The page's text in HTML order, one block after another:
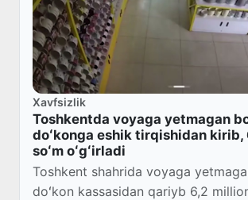
Xavfsizlik
Toshkentda voyaga yetmagan
doʻkonga eshik tirqishidan kirib,
soʻm oʻgʻirladi
Toshkent shahrida voyaga
doʻkon kassasidan qariyb 6,2